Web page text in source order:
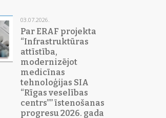
03.07.2026.
Par ERAF projekta
“Infrastruktūras
attīstība,
modernizējot
medicīnas
tehnoloģijas SIA
“Rīgas veselības
centrs”” īstenošanas
progresu 2026. gada